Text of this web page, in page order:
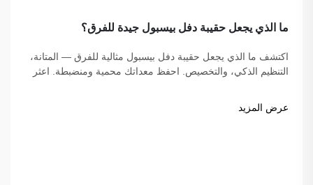
ما الذي يجعل حقيبة دفل بيسبول جيدة للفرق؟
اكتشف ما الذي يجعل حقيبة دفل بيسبول مثالية للفرق — المتانة،
التنظيم الذكي، والتخصيص. احفظ معداتك محمية ومنضبطة. اعثر
عرض المزيد